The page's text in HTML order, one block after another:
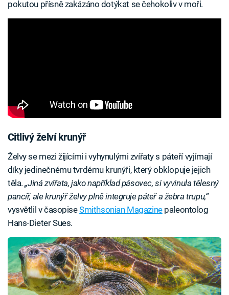
pokutou přísně zakázáno dotýkat se čehokoliv v moři.
Citlivý želví krunýř
Želvy se mezi žijícími i vyhynulými zvířaty s páteří vyjímají
díky jedinečnému tvrdému krunýři, který obklopuje jejich
těla.„Jiná zvířata, jako například pásovec, si vyvinula tělesný
pancíř, ale krunýř želvy plně integruje páteř a žebra trupu,“
vysvětlil v časopiseSmithsonian Magazinepaleontolog
Hans-Dieter Sues.